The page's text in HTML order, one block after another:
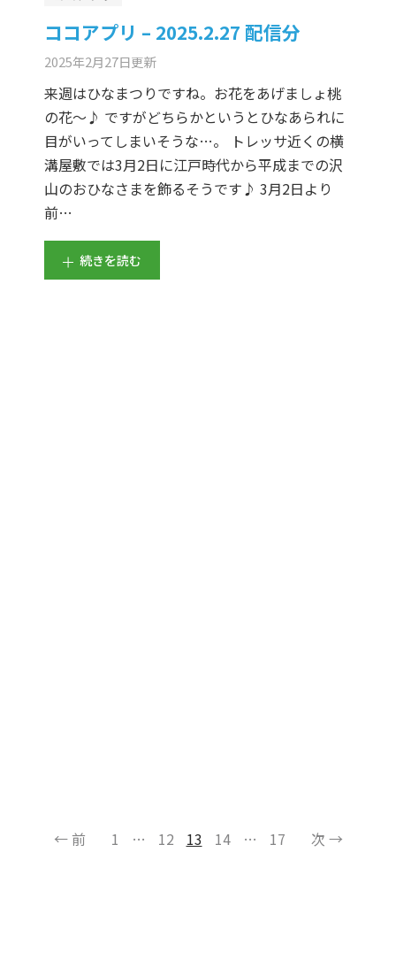
ココアプリ – 2025.2.27 配信分
2025年2月27日更新
来週はひなまつりですね。お花をあげましょ桃
の花～♪ ですがどちらかというとひなあられに
目がいってしまいそうな…。 トレッサ近くの横
溝屋敷では3月2日に江戸時代から平成までの沢
山のおひなさまを飾るそうです♪ 3月2日より
前…
続きを読む
← 前 1 … 12 13 14 … 17 次 →